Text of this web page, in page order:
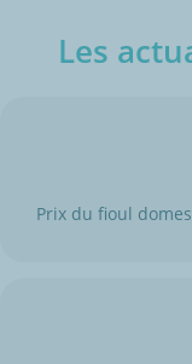
Les
Prix du fioul